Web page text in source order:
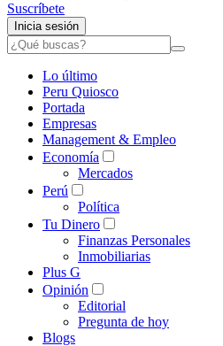
Suscríbete
Inicia sesión
Lo último
Peru Quiosco
Portada
Empresas
Management & Empleo
Economía
Mercados
Perú
Política
Tu Dinero
Finanzas Personales
Inmobiliarias
Plus G
Opinión
Editorial
Pregunta de hoy
Blogs